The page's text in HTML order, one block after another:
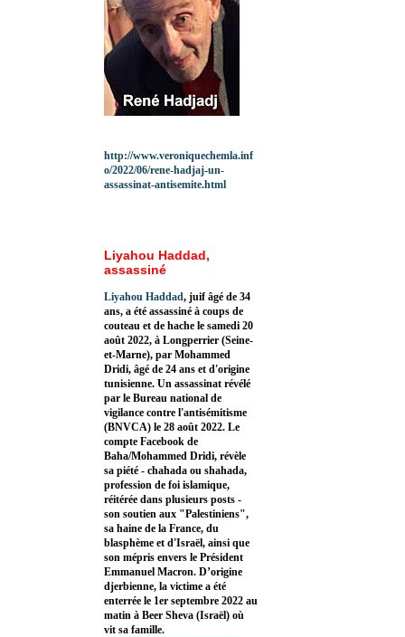
http://www.veroniquechemla.inf
o/2022/06/rene-hadjaj-un-
assassinat-antisemite.html
Liyahou Haddad,
assassiné
Liyahou Haddad, juif âgé de 34
ans, a été assassiné à coups de
couteau et de hache le samedi 20
août 2022, à Longperrier (Seine-
et-Marne), par Mohammed
Dridi, âgé de 24 ans et d'origine
tunisienne. Un assassinat révélé
par le Bureau national de
vigilance contre l'antisémitisme
(BNVCA) le 28 août 2022. Le
compte Facebook de
Baha/Mohammed Dridi, révèle
sa piété - chahada ou shahada,
profession de foi islamique,
réitérée dans plusieurs posts -
son soutien aux "Palestiniens",
sa haine de la France, du
blasphème et d'Israël, ainsi que
son mépris envers le Président
Emmanuel Macron. D’origine
djerbienne, la victime a été
enterrée le 1er septembre 2022 au
matin à Beer Sheva (Israël) où
vit sa famille.